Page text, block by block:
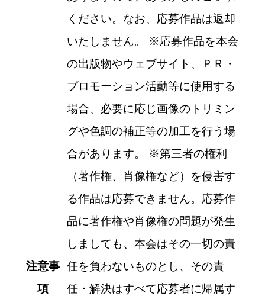
注意事
項
ください。なお、応募作品は返却
いたしません。
※応募作品を本会
の出版物やウェブサイト、ＰＲ・
プロモーション活動等に使用する
場合、必要に応じ画像のトリミン
グや色調の補正等の加工を行う場
合があります。
※第三者の権利
（著作権、肖像権など）を侵害す
る作品は応募できません。応募作
品に著作権や肖像権の問題が発生
しましても、本会はその一切の責
任を負わないものとし、その責
任・解決はすべて応募者に帰属す